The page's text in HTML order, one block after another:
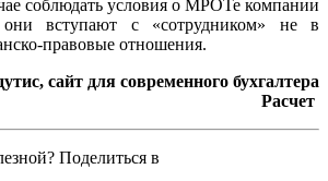
соблюдать условия о МРОТе компании
вступают с «сотрудником» не в
правовые отношения.
сайт для современного бухгалтера
Расчет
Поделиться в